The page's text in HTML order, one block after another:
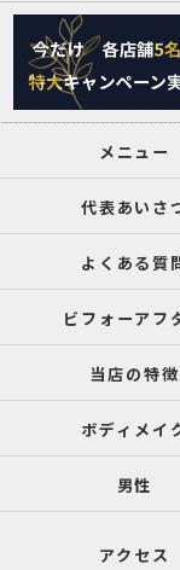
メニュー
代表あいさ
よくある質
ビフォーアフ
当店の特徴
ボディメイ
男性
アクセス